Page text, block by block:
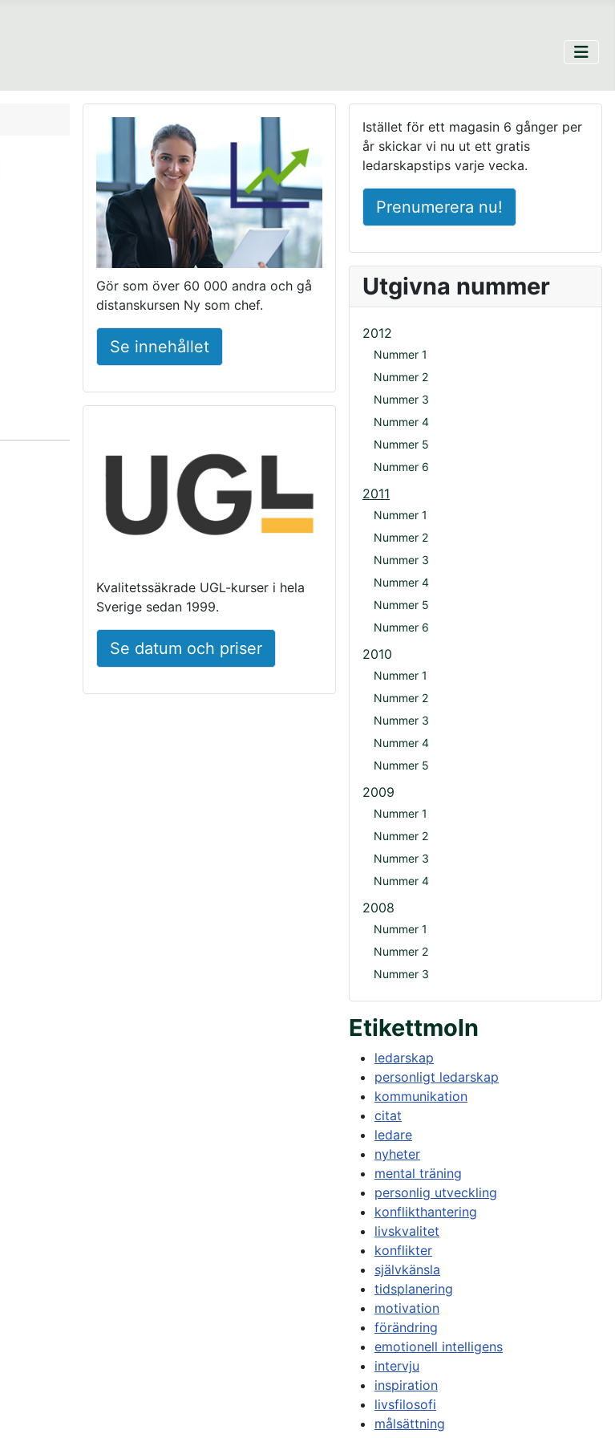
Gör som över 60 000 andra och gå
distanskursen Ny som chef.
Se innehållet
Kvalitetssäkrade UGL-kurser i hela
Sverige sedan 1999.
Se datum och priser
Istället för ett magasin 6 gånger per
år skickar vi nu ut ett gratis
ledarskapstips varje vecka.
Prenumerera nu!
Utgivna nummer
2012
Nummer 1
Nummer 2
Nummer 3
Nummer 4
Nummer 5
Nummer 6
2011
Nummer 1
Nummer 2
Nummer 3
Nummer 4
Nummer 5
Nummer 6
2010
Nummer 1
Nummer 2
Nummer 3
Nummer 4
Nummer 5
2009
Nummer 1
Nummer 2
Nummer 3
Nummer 4
2008
Nummer 1
Nummer 2
Nummer 3
Etikettmoln
ledarskap
personligt ledarskap
kommunikation
citat
ledare
nyheter
mental träning
personlig utveckling
konflikthantering
livskvalitet
konflikter
självkänsla
tidsplanering
motivation
förändring
emotionell intelligens
intervju
inspiration
livsfilosofi
målsättning